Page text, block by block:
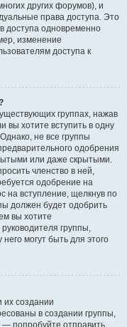
других форумов), и
права доступа. Это
доступа одновременно
изменение
доступа к
группах, нажав
вы хотите вступить в одну
не все группы
одобрения
или даже скрытыми.
членство в ней,
одобрение на
на вступление, щелкнув по
должен будет одобрить
вы хотите
группы,
могут быть для этого
их создании
в создании группы,
— попробуйте отправить